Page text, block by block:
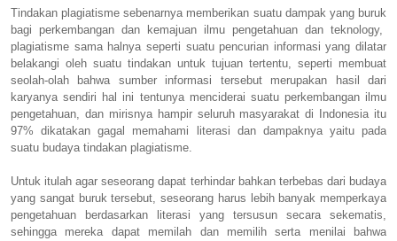
Tindakan plagiatisme sebenarnya memberikan suatu dampak yang buruk
bagi perkembangan dan kemajuan ilmu pengetahuan dan teknology,
plagiatisme sama halnya seperti suatu pencurian informasi yang dilatar
belakangi oleh suatu tindakan untuk tujuan tertentu, seperti membuat
seolah-olah bahwa sumber informasi tersebut merupakan hasil dari
karyanya sendiri hal ini tentunya menciderai suatu perkembangan ilmu
pengetahuan, dan mirisnya hampir seluruh masyarakat di Indonesia itu
97% dikatakan gagal memahami literasi dan dampaknya yaitu pada
suatu budaya tindakan plagiatisme.
Untuk itulah agar seseorang dapat terhindar bahkan terbebas dari budaya
yang sangat buruk tersebut, seseorang harus lebih banyak memperkaya
pengetahuan berdasarkan literasi yang tersusun secara sekematis,
sehingga mereka dapat memilah dan memilih serta menilai bahwa